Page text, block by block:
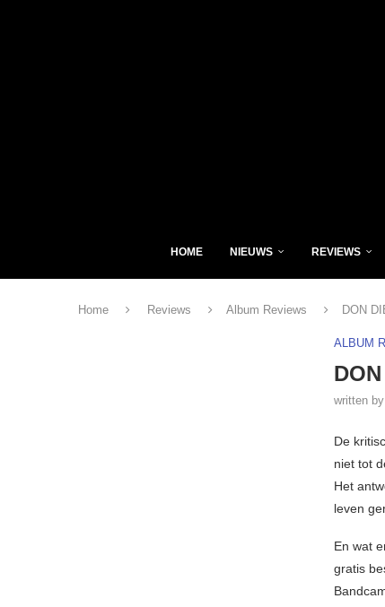
HOME NIEUWS REVIEWS
Home Reviews Album Reviews DON
ALBUM
written by
De
niet tot
Het
leven
En wat
gratis